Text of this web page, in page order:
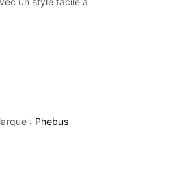
: Phebus